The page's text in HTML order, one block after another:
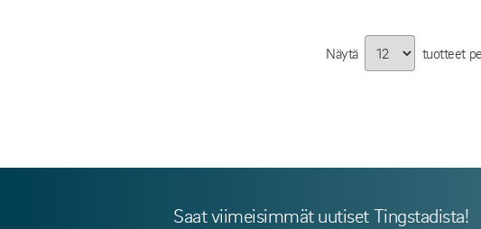
Näytä tuotteet
Saat viimeisimmät uutiset Tingstadista!